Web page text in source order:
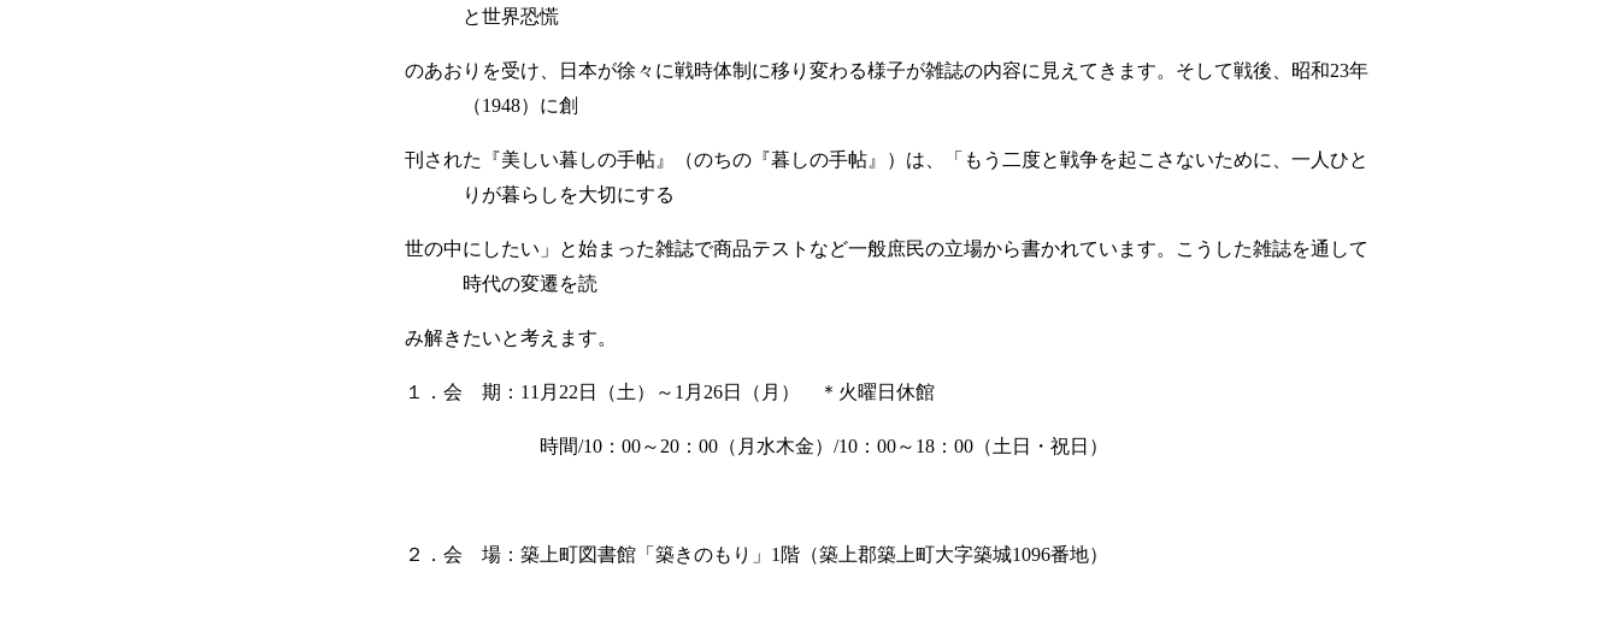
と世界恐慌
のあおりを受け、日本が徐々に戦時体制に移り変わる様子が雑誌の内容に見えてきます。そして戦後、昭和23年
（1948）に創
刊さ れた『美しい暮しの手帖』（のちの『暮しの手帖』）は、「 もう二度と戦争を起こさないために、一人ひと
りが暮らしを大切にする
世の中にしたい」と始まった雑誌で商品テストなど一般庶民の立場から書かれています。こうした雑誌を通して
時代の変遷を読
み解き たいと考えます。
１．会 期： 11 月 22 日（土）～ 1 月 26日（月） ＊火曜日休館
時間/10 ： 00～ 20 ： 00 （月水木金） /10 ： 00～ 18 ： 00 （土日・祝日）
２．会 場：築上町図書館「築きのもり」 1 階（築上郡築上町大字築城1096番地）